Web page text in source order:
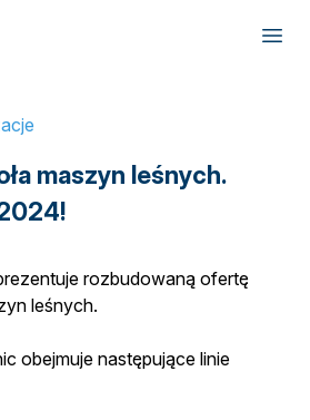
maszyn leśnych.
rozbudowaną ofertę
leśnych.
obejmuje następujące linie